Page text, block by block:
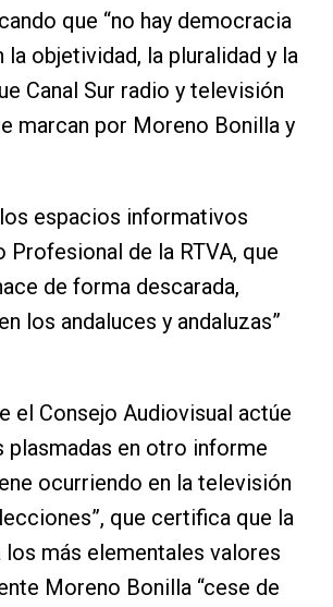
que “no hay democracia
objetividad, la pluralidad y la
Canal Sur radio y televisión
marcan por Moreno Bonilla y
espacios informativos
de la RTVA, que
de forma descarada,
los andaluces y andaluzas”
el Consejo Audiovisual actúe
plasmadas en otro informe
ocurriendo en la televisión
que certifica que la
los más elementales valores
Moreno Bonilla “cese de